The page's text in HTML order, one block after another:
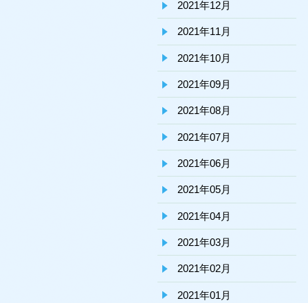
2021年12月
2021年11月
2021年10月
2021年09月
2021年08月
2021年07月
2021年06月
2021年05月
2021年04月
2021年03月
2021年02月
2021年01月